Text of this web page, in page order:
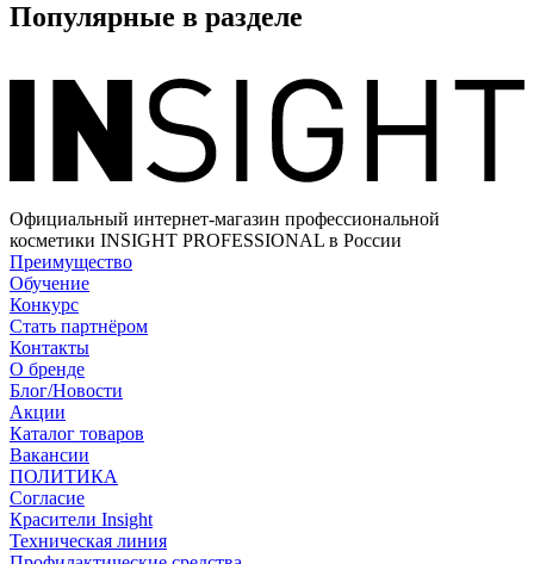
Популярные в разделе
Официальный интернет-магазин профессиональной
косметики INSIGHT PROFESSIONAL в России
Преимущество
Обучение
Конкурс
Стать партнёром
Контакты
О бренде
Блог/Новости
Акции
Каталог товаров
Вакансии
ПОЛИТИКА
Согласие
Краcители Insight
Техническая линия